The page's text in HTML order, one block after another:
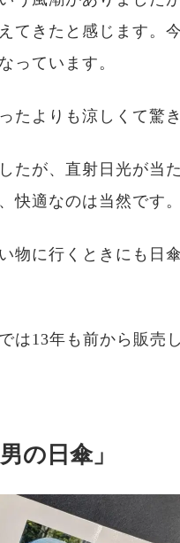
てきたと感じます。
っています。
たよりも涼しくて驚き
たが、直射日光が当
快適なのは当然です。
物に行くときにも日
は13年も前から販売
の日傘」